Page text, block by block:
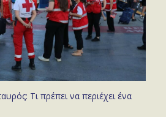
Τι πρέπει να περιέχει ένα